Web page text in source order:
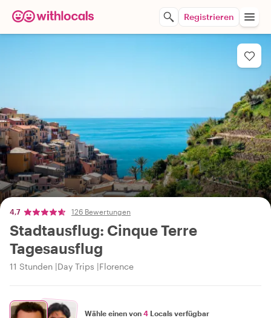
Registrieren
4,7 126 Bewertungen
Stadtausflug: Cinque Terre
Tagesausflug
11 Stunden Day Trips Florence
Wähle einen von 4 Locals verfügbar